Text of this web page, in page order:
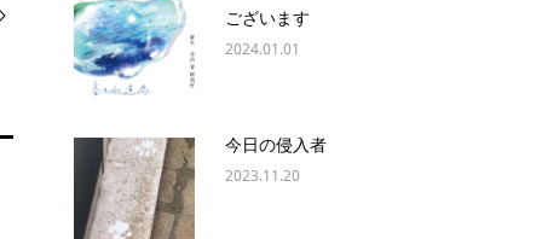
ございます
2024.01.01
今日の侵入者
2023.11.20